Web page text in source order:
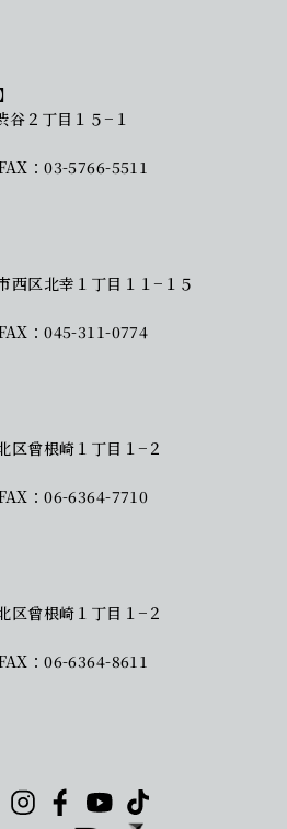
２丁目１５−１
：03-5766-5511
西区北幸１丁目１１−１５
：045-311-0774
区曾根崎１丁目１−２
：06-6364-7710
区曾根崎１丁目１−２
：06-6364-8611